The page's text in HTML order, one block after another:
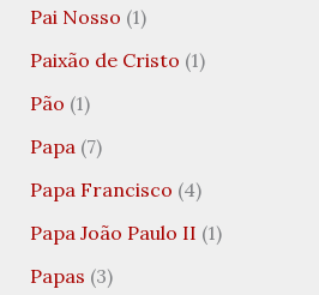
Pai Nosso (1)
Paixão de Cristo (1)
Pão (1)
Papa(7)
Papa Francisco (4)
Papa João Paulo II (1)
Papas (3)